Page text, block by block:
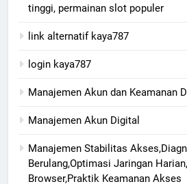
tinggi, permainan slot populer
link alternatif kaya787
login kaya787
Manajemen Akun dan Keamanan
Manajemen Akun Digital
Manajemen Stabilitas
Berulang,Optimasi Jaringan
Browser,Praktik Keamanan Akses